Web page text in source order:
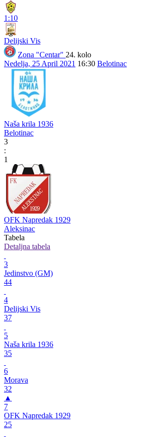
1:10
Delijski Vis
Zona "Centar" 24. kolo
Nedelja, 25 April 2021 16:30 Belotinac
Naša krila 1936
Belotinac
3
:
1
OFK Napredak 1929
Aleksinac
Tabela
Detaljna tabela
3
Jedinstvo (GM)
44
4
Delijski Vis
37
5
Naša krila 1936
35
6
Morava
32
▲
7
OFK Napredak 1929
25